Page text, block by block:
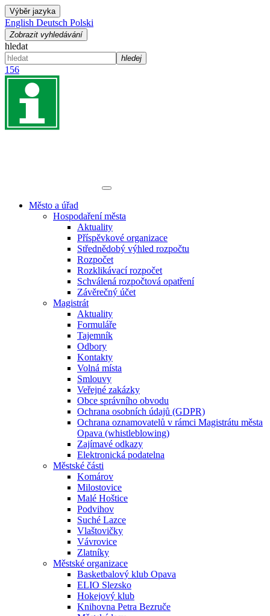
Výběr jazyka
English Deutsch Polski
Zobrazit vyhledávání
hledat
hledej
156
Město a úřad
Hospodaření města
Aktuality
Příspěvkové organizace
Střednědobý výhled rozpočtu
Rozpočet
Rozklikávací rozpočet
Schválená rozpočtová opatření
Závěrečný účet
Magistrát
Aktuality
Formuláře
Tajemník
Odbory
Kontakty
Volná místa
Smlouvy
Veřejné zakázky
Obce správního obvodu
Ochrana osobních údajů (GDPR)
Ochrana oznamovatelů v rámci Magistrátu města
Opava (whistleblowing)
Zajímavé odkazy
Elektronická podatelna
Městské části
Komárov
Milostovice
Malé Hoštice
Podvihov
Suché Lazce
Vlaštovičky
Vávrovice
Zlatníky
Městské organizace
Basketbalový klub Opava
ELIO Slezsko
Hokejový klub
Knihovna Petra Bezruče